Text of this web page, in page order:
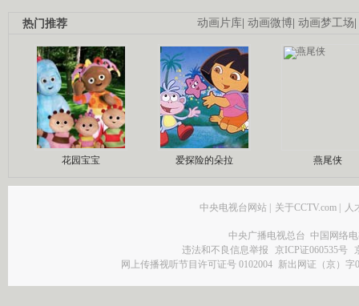
动画片库| 动画微博| 动画梦工场|
热门推荐
花园宝宝 爱探险的朵拉 燕尾侠
中央电视台网站 | 关于CCTV.com | 人
中央广播电视总台 中国网络
违法和不良信息举报
京ICP证060535号
网上传播视听节目许可证号 0102004 新出网证（京）